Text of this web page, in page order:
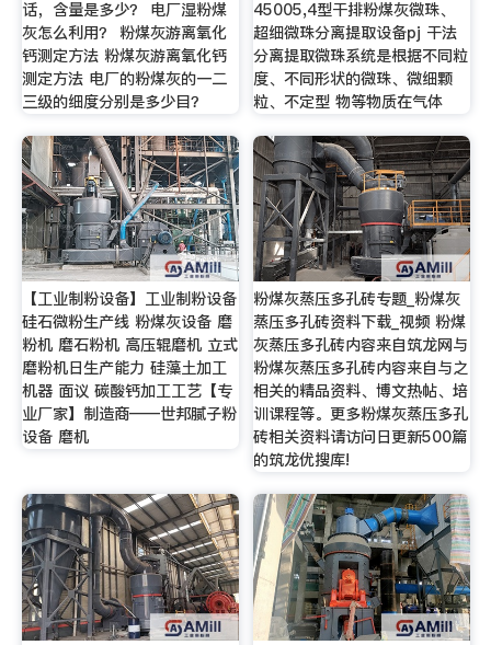
话，含量是多少？ 电厂湿粉煤
灰怎么利用？ 粉煤灰游离氧化
钙测定方法 粉煤灰游离氧化钙
测定方法 电厂的粉煤灰的一二
三级的细度分别是多少目？
45005,4型干排粉煤灰微珠、
超细微珠分离提取设备pj 干法
分离提取微珠系统是根据不同粒
度、不同形状的微珠、微细颗
粒、不定型 物等物质在气体
【工业制粉设备】工业制粉设备
硅石微粉生产线 粉煤灰设备 磨
粉机 磨石粉机 高压辊磨机 立式
磨粉机日生产能力 硅藻土加工
机器 面议 碳酸钙加工工艺【专
业厂家】制造商——世邦腻子粉
设备 磨机
粉煤灰蒸压多孔砖专题_粉煤灰
蒸压多孔砖资料下载_视频 粉煤
灰蒸压多孔砖内容来自筑龙网与
粉煤灰蒸压多孔砖内容来自与之
相关的精品资料、博文热帖、培
训课程等。更多粉煤灰蒸压多孔
砖相关资料请访问日更新500篇
的筑龙优搜库!